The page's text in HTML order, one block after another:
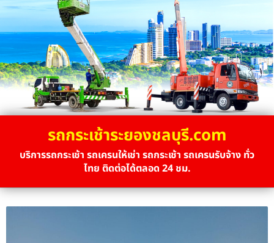
รถกระเช้าระยองชลบุรี.com
บริการรถกระเช้า รถเครนให้เช่า รถกระเช้า รถเครนรับจ้าง ทั่ว
ไทย ติดต่อได้ตลอด 24 ชม.